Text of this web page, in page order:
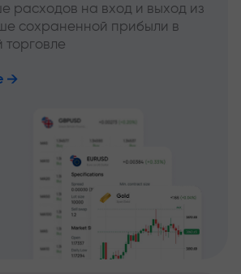
расходов на вход и выход из
сохраненной прибыли в
торговле